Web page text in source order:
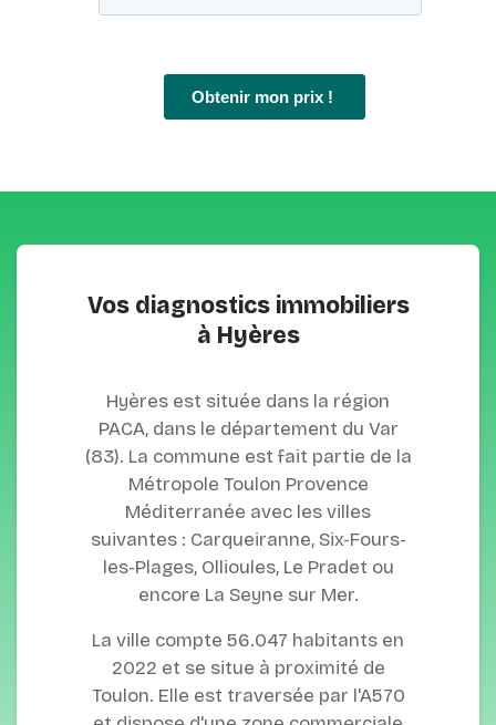
Vos diagnostics immobiliers
à Hyères
Hyères est située dans la région
PACA, dans le département du Var
(83). La commune est fait partie de la
Métropole Toulon Provence
Méditerranée avec les villes
suivantes : Carqueiranne, Six-Fours-
les-Plages, Ollioules, Le Pradet ou
encore La Seyne sur Mer.
La ville compte 56.047 habitants en
2022 et se situe à proximité de
Toulon. Elle est traversée par l'A570